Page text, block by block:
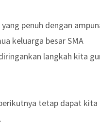
penuh dengan
keluarga besar SMA
langkah kita
tetap dapat kita